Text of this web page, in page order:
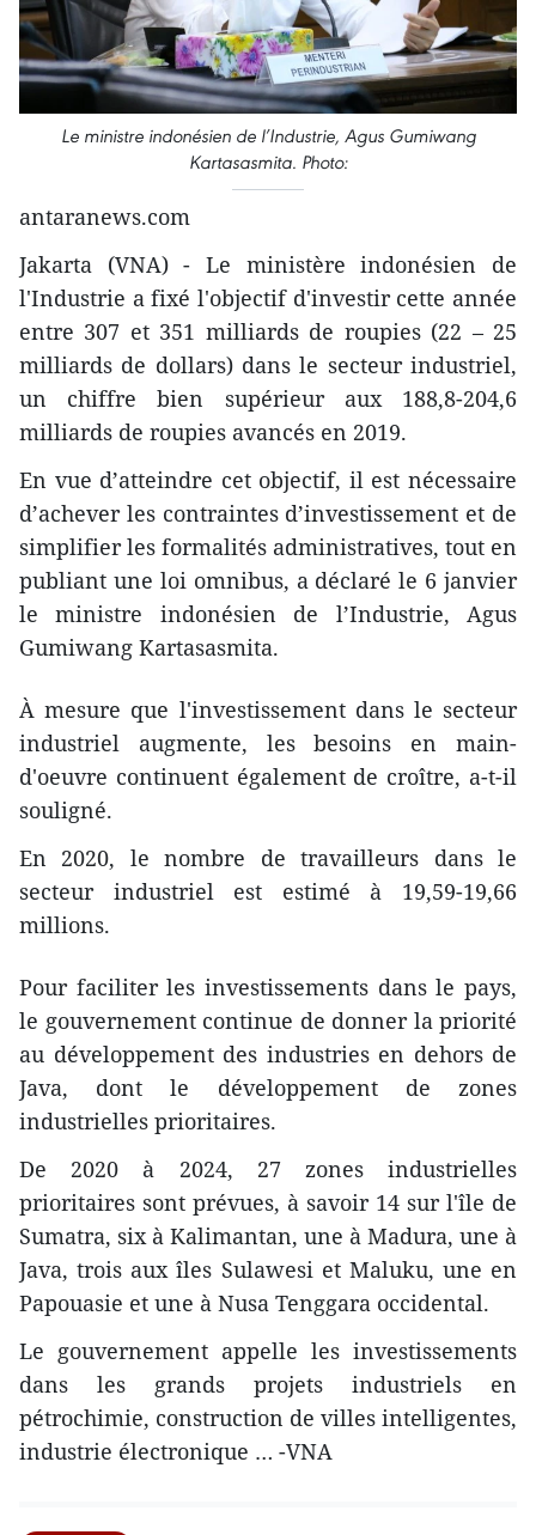
Le ministre indonésien de l’Industrie, Agus Gumiwang
Kartasasmita. Photo:
antaranews.com
Jakarta (VNA) - Le ministère indonésien de
l'Industrie a fixé l'objectif d'investir cette année
entre 307 et 351 milliards de roupies (22 – 25
milliards de dollars) dans le secteur industriel,
un chiffre bien supérieur aux 188,8-204,6
milliards de roupies avancés en 2019.
En vue d’atteindre cet objectif, il est nécessaire
d’achever les contraintes d’investissement et de
simplifier les formalités administratives, tout en
publiant une loi omnibus, a déclaré le 6 janvier
le ministre indonésien de l’Industrie, Agus
Gumiwang Kartasasmita.
À mesure que l'investissement dans le secteur
industriel augmente, les besoins en main-
d'oeuvre continuent également de croître, a-t-il
souligné.
En 2020, le nombre de travailleurs dans le
secteur industriel est estimé à 19,59-19,66
millions.
Pour faciliter les investissements dans le pays,
le gouvernement continue de donner la priorité
au développement des industries en dehors de
Java, dont le développement de zones
industrielles prioritaires.
De 2020 à 2024, 27 zones industrielles
prioritaires sont prévues, à savoir 14 sur l'île de
Sumatra, six à Kalimantan, une à Madura, une à
Java, trois aux îles Sulawesi et Maluku, une en
Papouasie et une à Nusa Tenggara occidental.
Le gouvernement appelle les investissements
dans les grands projets industriels en
pétrochimie, construction de villes intelligentes,
industrie électronique … -VNA